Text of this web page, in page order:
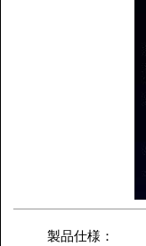
製品仕様：